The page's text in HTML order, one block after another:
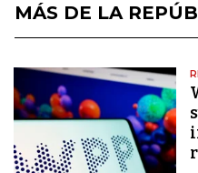
MÁS DE LA